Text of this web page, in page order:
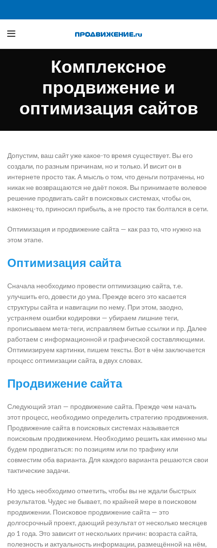
Комплексное
продвижение и
оптимизация сайтов
Допустим, ваш сайт уже какое-то время существует. Вы его
создали, по разным причинам, но и только. И висит он в
интернете просто так. А мысль о том, что деньги потрачены, но
никак не возвращаются не даёт покоя. Вы принимаете волевое
решение продвигать сайт в поисковых системах, чтобы он,
наконец-то, приносил прибыль, а не просто так болтался в сети.
Оптимизация и продвижение сайта — как раз то, что нужно на
этом этапе.
Оптимизация сайта
Сначала необходимо провести оптимизацию сайта, т.е.
улучшить его, довести до ума. Прежде всего это касается
структуры сайта и навигации по нему. При этом, заодно,
устраняем ошибки кодировки — убираем лишние теги,
прописываем мета-теги, исправляем битые ссылки и пр. Далее
работаем с информационной и графической составляющими.
Оптимизируем картинки, пишем тексты. Вот в чём заключается
процесс оптимизации сайта, в двух словах.
Продвижение сайта
Следующий этап — продвижение сайта. Прежде чем начать
этот процесс, необходимо определить стратегию продвижения.
Продвижение сайта в поисковых системах называется
поисковым продвижением. Необходимо решить как именно мы
будем продвигаться: по позициям или по трафику или
совместим оба варианта. Для каждого варианта решаются свои
тактические задачи.
Но здесь необходимо отметить, чтобы вы не ждали быстрых
результатов. Чудес не бывает, по крайней мере в поисковом
продвижении. Поисковое продвижение сайта — это
долгосрочный проект, дающий результат от несколько месяцев
до 1 года. Это зависит от нескольких причин: возраста сайта,
полезность и актуальность информации, размещённой на нём,